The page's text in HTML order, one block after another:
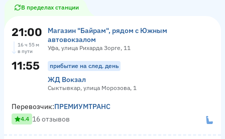
В пределах станции
21:00
Магазин "Байрам", рядом с Южным
автовокзалом
Уфа, улица Рихарда Зорге, 11
16 ч 55 м
в пути
11:55 прибытие на след. день
ЖД Вокзал
Сыктывкар, улица Морозова, 1
Перевозчик:ПРЕМИУМТРАНС
4.4 16 отзывов